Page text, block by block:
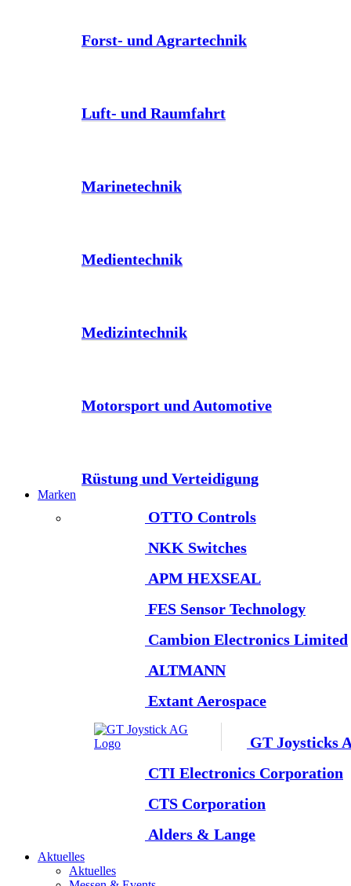
Forst- und Agrartechnik
Luft- und Raumfahrt
Marinetechnik
Medientechnik
Medizintechnik
Motorsport und Automotive
Rüstung und Verteidigung
Marken
OTTO Controls
NKK Switches
APM HEXSEAL
FES Sensor Technology
Cambion Electronics Limited
ALTMANN
Extant Aerospace
GT Joysticks
CTI Electronics Corporation
CTS Corporation
Alders & Lange
Aktuelles
Aktuelles